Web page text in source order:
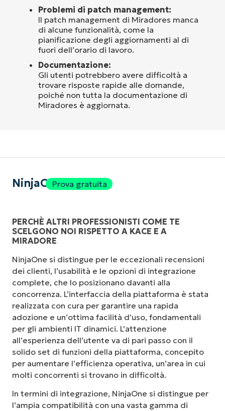
Problemi di patch management:
Il patch management di Miradores manca
di alcune funzionalità, come la
pianificazione degli aggiornamenti al di
fuori dell’orario di lavoro.
Documentazione:
Gli utenti potrebbero avere difficoltà a
trovare risposte rapide alle domande,
poiché non tutta la documentazione di
Miradores è aggiornata.
NinjaOneProva gratuita
PERCHÈ ALTRI PROFESSIONISTI COME TE
SCELGONO NOI RISPETTO A KACE E A
MIRADORE
NinjaOne si distingue per le eccezionali recensioni
dei clienti, l’usabilità e le opzioni di integrazione
complete, che lo posizionano davanti alla
concorrenza. L’interfaccia della piattaforma è stata
realizzata con cura per garantire una rapida
adozione e un’ottima facilità d’uso, fondamentali
per gli ambienti IT dinamici. L’attenzione
all’esperienza dell’utente va di pari passo con il
solido set di funzioni della piattaforma, concepito
per aumentare l’efficienza operativa, un’area in cui
molti concorrenti si trovano in difficoltà.
In termini di integrazione, NinjaOne si distingue per
l’ampia compatibilità con una vasta gamma di